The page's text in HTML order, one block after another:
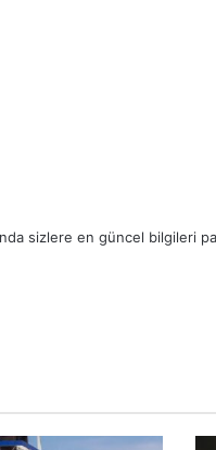
sizlere en güncel bilgileri